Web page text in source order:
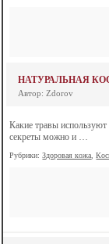
НАТУРАЛЬНАЯ
Автор: Zdorov
Какие травы
секреты можно и …
Рубрики:Здоровая кожа ,